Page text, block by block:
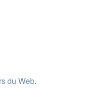
du Web.